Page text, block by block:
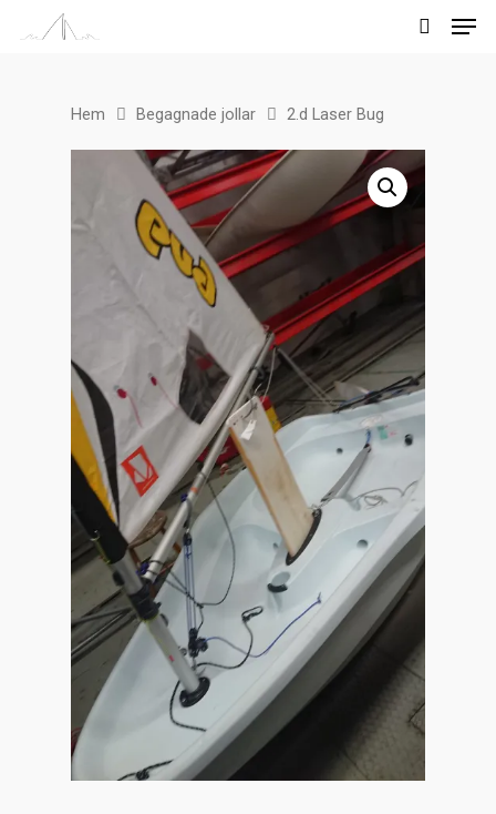
Hem Begagnade jollar 2.d Laser Bug